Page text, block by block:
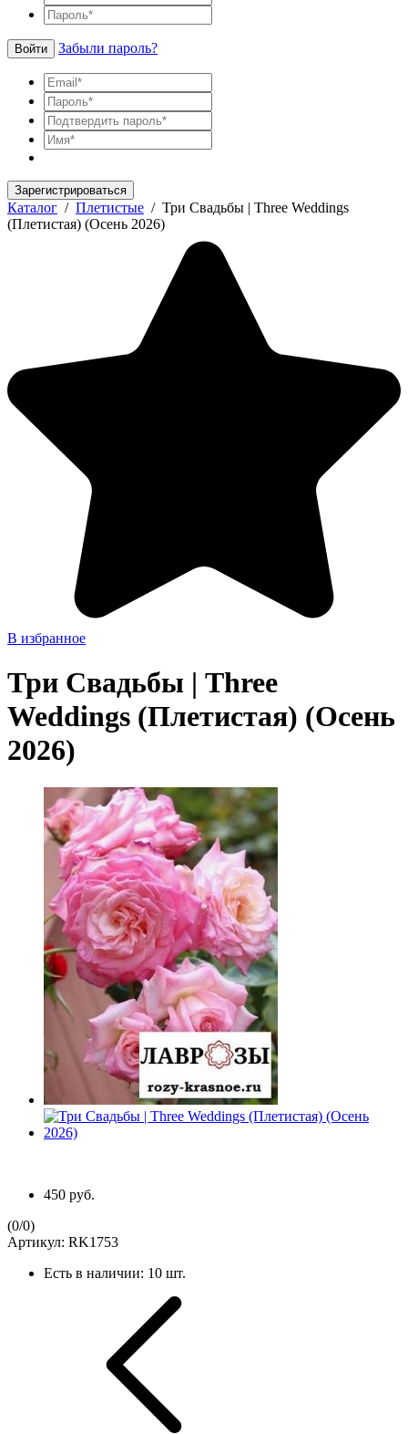
Войти Забыли пароль?
Зарегистрироваться
Каталог / Плетистые / Три Свадьбы | Three Weddings
(Плетистая) (Осень 2026)
В избранное
Три Свадьбы | Three
Weddings (Плетистая) (Осень
2026)
450 руб.
(0/0)
Артикул: RK1753
Есть в наличии: 10 шт.